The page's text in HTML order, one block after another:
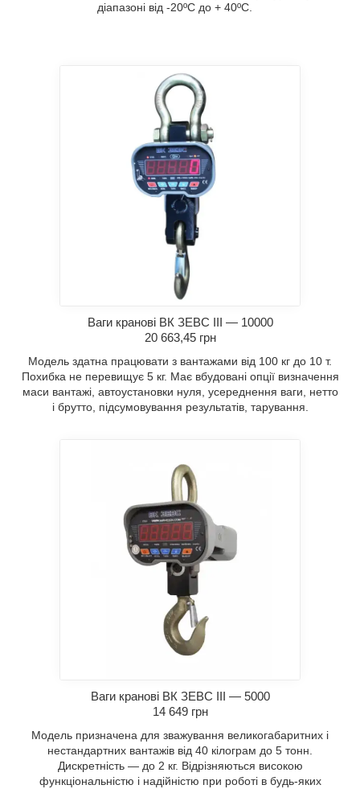
діапазоні від -20ºС до + 40ºС.
Ваги кранові ВК ЗЕВС III — 10000
20 663,45 грн
Модель здатна працювати з вантажами від 100 кг до 10 т.
Похибка не перевищує 5 кг. Має вбудовані опції визначення
маси вантажі, автоустановки нуля, усереднення ваги, нетто
і брутто, підсумовування результатів, тарування.
Ваги кранові ВК ЗЕВС III — 5000
14 649 грн
Модель призначена для зважування великогабаритних і
нестандартних вантажів від 40 кілограм до 5 тонн.
Дискретність — до 2 кг. Відрізняються високою
функціональністю і надійністю при роботі в будь-яких